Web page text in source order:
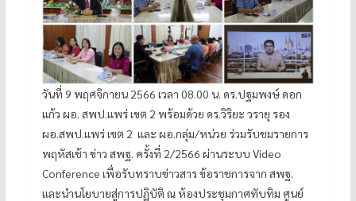
วันที่ 9 พฤศจิกายน 2566 เวลา 08.00 น. ดร.ปฐมพงษ์ ดอก
แก้ว ผอ. สพป.แพร่ เขต 2 พร้อมด้วย ดร.วิริยะ วรายุ รอง
ผอ.สพป.แพร่ เขต 2 และ ผอ.กลุ่ม/หน่วย ร่วมรับชมรายการ
พฤหัสเช้า ข่าว สพฐ. ครั้งที่ 2/2566 ผ่านระบบ Video
Conference เพื่อรับทราบข่าวสาร ข้อราชการจาก สพฐ.
และนำนโยบายสู่การปฏิบัติ ณ ห้องประชุมกาศทับทิม ศูนย์